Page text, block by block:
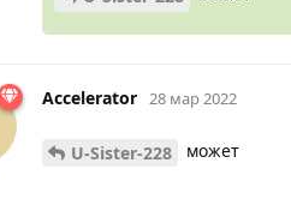
Accelerator 28 мар 2022
U-Sister-228 может